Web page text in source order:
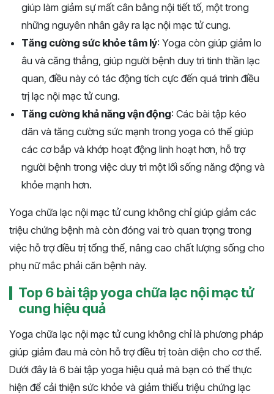
giúp làm giảm sự mất cân bằng nội tiết tố, một trong
những nguyên nhân gây ra lạc nội mạc tử cung.
Tăng cường sức khỏe tâm lý: Yoga còn giúp giảm lo
âu và căng thẳng, giúp người bệnh duy trì tinh thần lạc
quan, điều này có tác động tích cực đến quá trình điều
trị lạc nội mạc tử cung.
Tăng cường khả năng vận động: Các bài tập kéo
dãn và tăng cường sức mạnh trong yoga có thể giúp
các cơ bắp và khớp hoạt động linh hoạt hơn, hỗ trợ
người bệnh trong việc duy trì một lối sống năng động và
khỏe mạnh hơn.
Yoga chữa lạc nội mạc tử cung không chỉ giúp giảm các
triệu chứng bệnh mà còn đóng vai trò quan trọng trong
việc hỗ trợ điều trị tổng thể, nâng cao chất lượng sống cho
phụ nữ mắc phải căn bệnh này.
Top 6 bài tập yoga chữa lạc nội mạc tử
cung hiệu quả
Yoga chữa lạc nội mạc tử cung không chỉ là phương pháp
giúp giảm đau mà còn hỗ trợ điều trị toàn diện cho cơ thể.
Dưới đây là 6 bài tập yoga hiệu quả mà bạn có thể thực
hiện để cải thiện sức khỏe và giảm thiểu triệu chứng lạc